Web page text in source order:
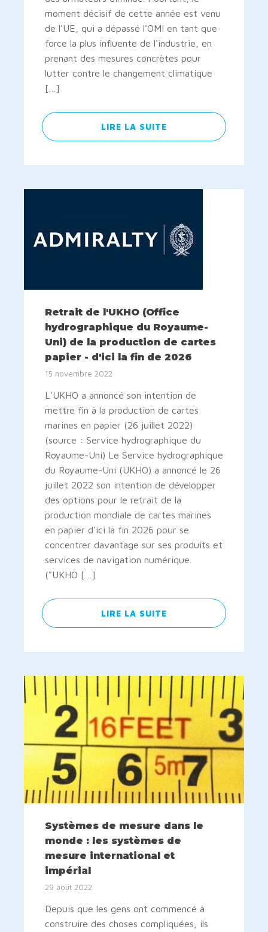
moment décisif de cette année est venu
de l'UE, qui a dépassé l'OMI en tant que
force la plus influente de l'industrie, en
prenant des mesures concrètes pour
lutter contre le changement climatique
[…]
LIRE LA SUITE
Retrait de l'UKHO (Office
hydrographique du Royaume-
Uni) de la production de cartes
papier - d'ici la fin de 2026
15 novembre 2022
L'UKHO a annoncé son intention de
mettre fin à la production de cartes
marines en papier (26 juillet 2022)
(source : Service hydrographique du
Royaume-Uni) Le Service hydrographique
du Royaume-Uni (UKHO) a annoncé le 26
juillet 2022 son intention de développer
des options pour le retrait de la
production mondiale de cartes marines
en papier d'ici la fin 2026 pour se
concentrer davantage sur ses produits et
services de navigation numérique.
("UKHO […]
LIRE LA SUITE
Systèmes de mesure dans le
monde : les systèmes de
mesure international et
impérial
29 août 2022
Depuis que les gens ont commencé à
construire des choses compliquées, ils